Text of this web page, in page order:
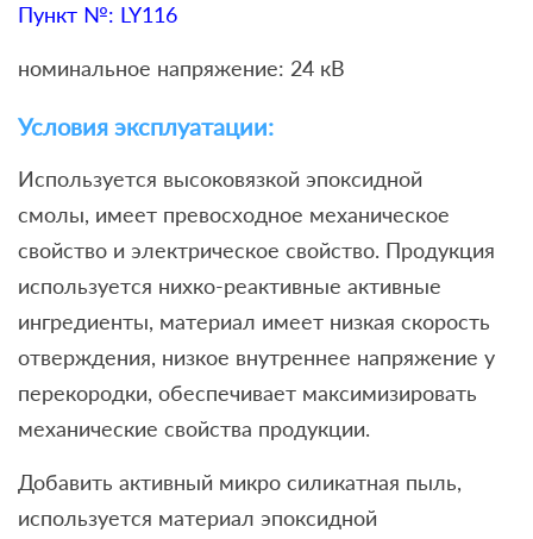
Пункт №: LY116
номинальное напряжение: 24 кВ
Условия эксплуатации:
Используется высоковязкой эпоксидной
смолы, имеет превосходное механическое
свойство и электрическое свойство. Продукция
используется нихко-реактивные активные
ингредиенты, материал имеет низкая скорость
отверждения, низкое внутреннее напряжение у
перекородки, обеспечивает максимизировать
механические свойства продукции.
Добавить активный микро силикатная пыль,
используется материал эпоксидной